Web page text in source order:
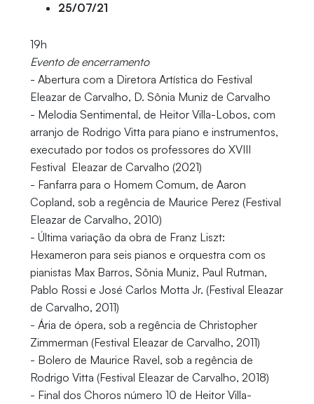
25/07/21
19h
Evento de encerramento
- Abertura com a Diretora Artística do Festival
Eleazar de Carvalho, D. Sônia Muniz de Carvalho
- Melodia Sentimental, de Heitor Villa-Lobos, com
arranjo de Rodrigo Vitta para piano e instrumentos,
executado por todos os professores do XVIII
Festival Eleazar de Carvalho (2021)
- Fanfarra para o Homem Comum, de Aaron
Copland, sob a regência de Maurice Perez (Festival
Eleazar de Carvalho, 2010)
- Última variação da obra de Franz Liszt:
Hexameron para seis pianos e orquestra com os
pianistas Max Barros, Sônia Muniz, Paul Rutman,
Pablo Rossi e José Carlos Motta Jr. (Festival Eleazar
de Carvalho, 2011)
- Ária de ópera, sob a regência de Christopher
Zimmerman (Festival Eleazar de Carvalho, 2011)
- Bolero de Maurice Ravel, sob a regência de
Rodrigo Vitta (Festival Eleazar de Carvalho, 2018)
- Final dos Choros número 10 de Heitor Villa-